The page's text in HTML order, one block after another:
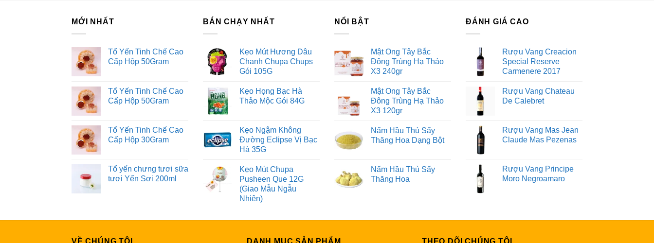
MỚI NHẤT
Tổ Yến Tinh Chế Cao
Cấp Hộp 50Gram
Tổ Yến Tinh Chế Cao
Cấp Hộp 50Gram
Tổ Yến Tinh Chế Cao
Cấp Hộp 30Gram
Tổ yến chưng tươi sữa
tươi Yến Sợi 200ml
BÁN CHẠY NHẤT
Kẹo Mút Hương Dâu
Chanh Chupa Chups
Gói 105G
Kẹo Họng Bạc Hà
Thảo Mộc Gói 84G
Kẹo Ngậm Không
Đường Eclipse Vị Bạc
Hà 35G
Kẹo Mút Chupa
Pusheen Que 12G
(Giao Mẫu Ngẫu
Nhiên)
NỔI BẬT
Mật Ong Tây Bắc
Đông Trùng Hạ Thảo
X3 240gr
Mật Ong Tây Bắc
Đông Trùng Hạ Thảo
X3 120gr
Nấm Hầu Thủ Sấy
Thăng Hoa Dạng Bột
Nấm Hầu Thủ Sấy
Thăng Hoa
ĐÁNH GIÁ CAO
Rượu Vang Creacion
Special Reserve
Carmenere 2017
Rượu Vang Chateau
De Calebret
Rượu Vang Mas Jean
Claude Mas Pezenas
Rượu Vang Principe
Moro Negroamaro
VỀ CHÚNG TÔI DANH MỤC SẢN PHẨM THEO DÕI CHÚNG TÔI